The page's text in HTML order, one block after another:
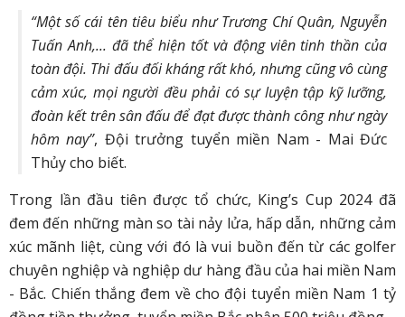
“Một số cái tên tiêu biểu như Trương Chí Quân, Nguyễn
Tuấn Anh,... đã thể hiện tốt và động viên tinh thần của
toàn đội. Thi đấu đối kháng rất khó, nhưng cũng vô cùng
cảm xúc, mọi người đều phải có sự luyện tập kỹ lưỡng,
đoàn kết trên sân đấu để đạt được thành công như ngày
hôm nay”, Đội trưởng tuyển miền Nam - Mai Đức
Thủy cho biết.
Trong lần đầu tiên được tổ chức, King’s Cup 2024 đã
đem đến những màn so tài nảy lửa, hấp dẫn, những cảm
xúc mãnh liệt, cùng với đó là vui buồn đến từ các golfer
chuyên nghiệp và nghiệp dư hàng đầu của hai miền Nam
- Bắc. Chiến thắng đem về cho đội tuyển miền Nam 1 tỷ